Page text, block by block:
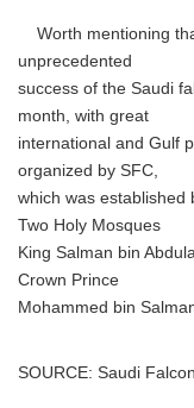
Worth mentioning
unprecedented
success of the Saudi
month, with great
international and Gulf
organized by SFC,
which was established
Two Holy Mosques
King Salman bin
Crown Prince
Mohammed bin
SOURCE: Saudi